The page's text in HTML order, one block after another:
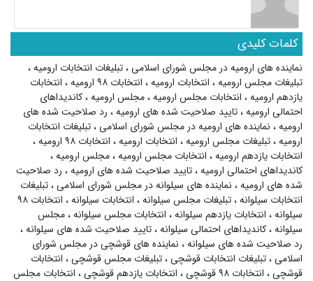
کلمات کلیدی
نماینده های ارومیه در مجلس شورای اسلامی،تبلیغات انتخابات ارومیه،
تبلیغات مجلس ارومیه، انتخابات ارومیه، انتخابات ۹۸ ارومیه ، انتخابات
یازدهم ارومیه، انتخابات مجلس ارومیه،مجلس ارومیه،کاندیداهای
احتمالی ارومیه،تایید صلاحیت شده های ارومیه، رد صلاحیت شده های
ارومیه، نماینده های ارومیه در مجلس شورای اسلامی،تبلیغات انتخابات
ارومیه،تبلیغات مجلس ارومیه، انتخابات ارومیه، انتخابات ۹۸ ارومیه
،
انتخابات یازدهم ارومیه، انتخابات مجلس ارومیه،مجلس ارومیه،
کاندیداهای احتمالی ارومیه،تایید صلاحیت شده های ارومیه، رد صلاحیت
شده های ارومیه، نماینده های سیلوانه در مجلس شورای اسلامی،تبلیغات
انتخابات سیلوانه،تبلیغات مجلس سیلوانه، انتخابات سیلوانه،
انتخابات ۹۸
سیلوانه، انتخابات یازدهم سیلوانه، انتخابات مجلس سیلوانه،مجلس
سیلوانه،کاندیداهای احتمالی سیلوانه،تایید صلاحیت شده های سیلوانه،
رد صلاحیت شده های سیلوانه، نماینده های قوشچی در مجلس شورای
اسلامی،تبلیغات انتخابات قوشچی،تبلیغات مجلس قوشچی، انتخابات
قوشچی، انتخابات ۹۸ قوشچی ، انتخابات یازدهم قوشچی، انتخابات مجلس